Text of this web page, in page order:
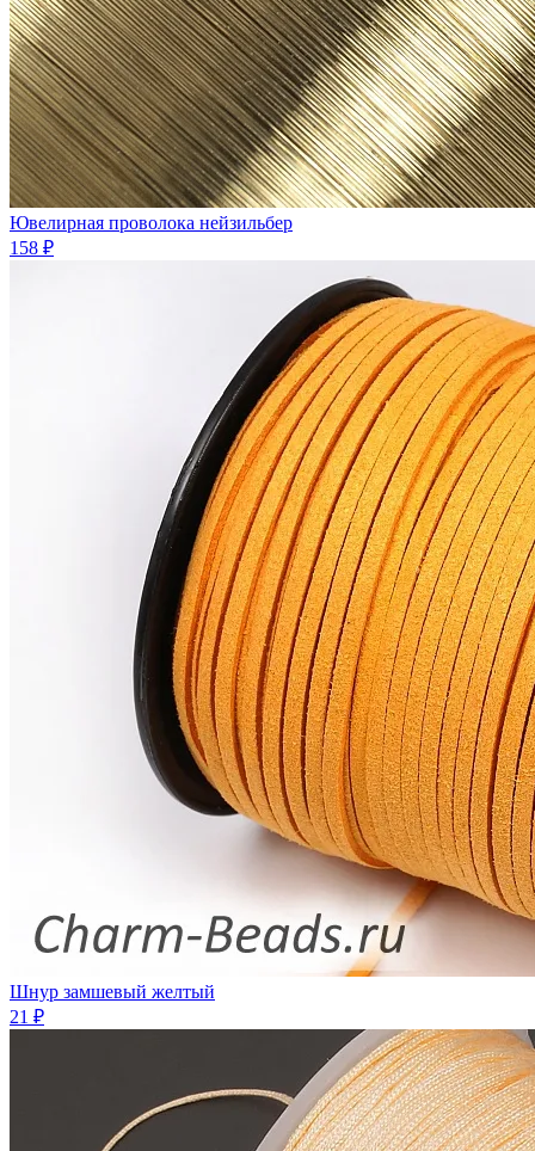
Ювелиpная проволока нейзильбеp
158 ₽
Шнур замшевый желтый
21 ₽